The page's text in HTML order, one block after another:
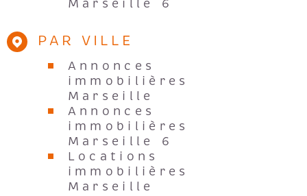
immobilières
Marseille
Annonces
immobilières
Marseille 6
Locations
immobilières
Marseille
Locations